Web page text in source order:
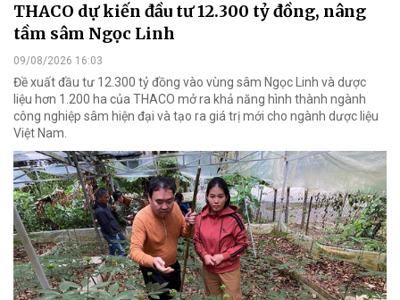
THACO dự kiến đầu tư 12.300 tỷ đồng, nâng
tầm sâm Ngọc Linh
09/08/2026 16:03
Đề xuất đầu tư 12.300 tỷ đồng vào vùng sâm Ngọc Linh và dược
liệu hơn 1.200 ha của THACO mở ra khả năng hình thành ngành
công nghiệp sâm hiện đại và tạo ra giá trị mới cho ngành dược liệu
Việt Nam.